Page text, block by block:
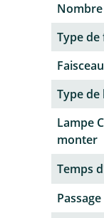
Type
Type
Lampe
monter
Temps